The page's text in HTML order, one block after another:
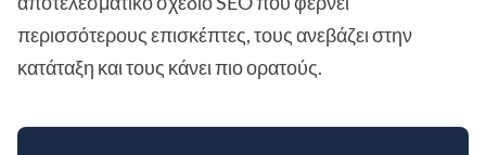
περισσότερους επισκέπτες, τους ανεβάζει στην
κατάταξη και τους κάνει πιο ορατούς.